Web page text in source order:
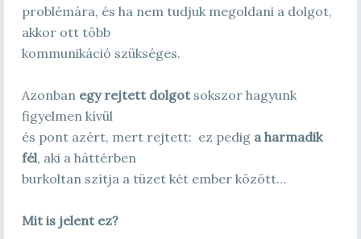
problémára, és ha nem tudjuk megoldani a dolgot,
akkor ott több
kommunikáció szükséges.
Azonban egy rejtett dolgotsokszor hagyunk
figyelmen kívül
és pont azért, mert rejtett: ez pedig a harmadik
fél, aki a háttérben
burkoltan szítja a tüzet két ember között…
Mit is jelent ez?